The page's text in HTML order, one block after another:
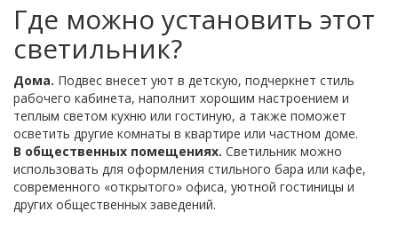
Где можно установить этот
светильник?
Дома. Подвес внесет уют в детскую, подчеркнет стиль
рабочего кабинета, наполнит хорошим настроением и
теплым светом кухню или гостиную, а также поможет
осветить другие комнаты в квартире или частном доме.
В общественных помещениях. Светильник можно
использовать для оформления стильного бара или кафе,
современного «открытого» офиса, уютной гостиницы и
других общественных заведений.